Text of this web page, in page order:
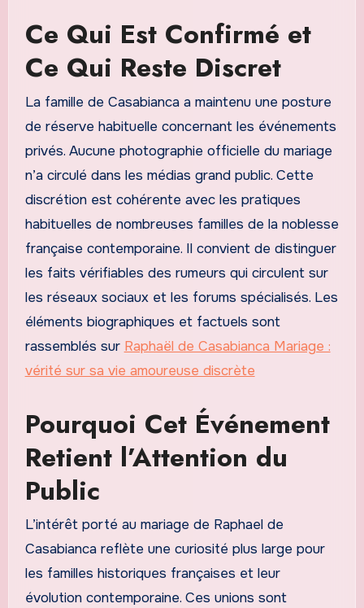
Ce Qui Est Confirmé et
Ce Qui Reste Discret
La famille de Casabianca a maintenu une posture
de réserve habituelle concernant les événements
privés. Aucune photographie officielle du mariage
n’a circulé dans les médias grand public. Cette
discrétion est cohérente avec les pratiques
habituelles de nombreuses familles de la noblesse
française contemporaine. Il convient de distinguer
les faits vérifiables des rumeurs qui circulent sur
les réseaux sociaux et les forums spécialisés. Les
éléments biographiques et factuels sont
rassemblés sur Raphaël de Casabianca Mariage :
vérité sur sa vie amoureuse discrète
Pourquoi Cet Événement
Retient l’Attention du
Public
L’intérêt porté au mariage de Raphael de
Casabianca reflète une curiosité plus large pour
les familles historiques françaises et leur
évolution contemporaine. Ces unions sont